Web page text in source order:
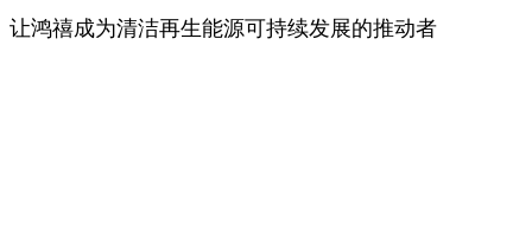
让鸿禧成为清洁再生能源可持续发展的推动者